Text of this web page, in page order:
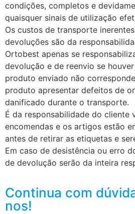
condições, completos e
quaisquer sinais de utilização
Os custos de transporte
devoluções são da
Ortobest apenas se
devolução e de reenvio se
produto enviado não
produto apresentar defeitos de
danificado durante o transporte.
É da responsabilidade do cliente
encomendas e os artigos estão
antes de retirar as etiquetas e
Em caso de desistência ou erro
de devolução serão da inteira
Continua com
nos!